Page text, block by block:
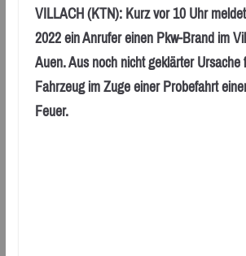
VILLACH (KTN): Kurz vor 10 Uhr
2022 ein Anrufer einen Pkw-Brand im
Auen. Aus noch nicht geklärter Ursache
Fahrzeug im Zuge einer Probefahrt
Feuer.